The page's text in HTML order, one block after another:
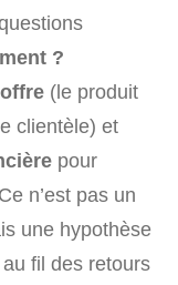
?
(le produit
clientèle) et
pour
n’est pas un
une hypothèse
fil des retours